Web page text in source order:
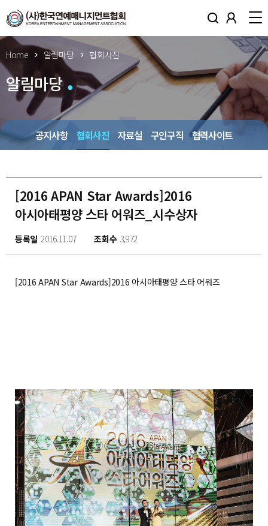
Home 알림마당 협회사진
알림마당
공지사항 협회사진 자료실 구인구직 협력사이트
[2016 APAN Star Awards]2016
아시아태평양 스타 어워즈_시수상자
등록일 2016.11.07 조회수 3,972
[2016 APAN Star Awards]2016 아시아태평양 스타 어워즈